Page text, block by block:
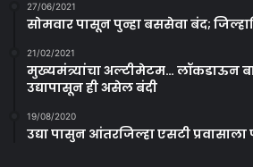
27/06/2021
सोमवार पासून पुन्हा बससेवा बंद;
21/02/2021
मुख्यमंत्र्यांचा अल्टीमेटम… लॉकडाऊन
उद्यापासून ही असेल बंदी
19/08/2020
उद्या पासुन आंतरजिल्हा एसटी